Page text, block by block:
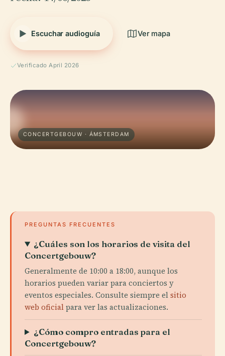
Escuchar audioguía Ver mapa
Verificado April 2026
CONCERTGEBOUW · ÁMSTERDAM
PREGUNTAS FRECUENTES
¿Cuáles son los horarios de visita del
Concertgebouw?
Generalmente de 10:00 a 18:00, aunque los
horarios pueden variar para conciertos y
eventos especiales. Consulte siempre elsitio
web oficialpara ver las actualizaciones.
¿Cómo compro entradas para el
Concertgebouw?